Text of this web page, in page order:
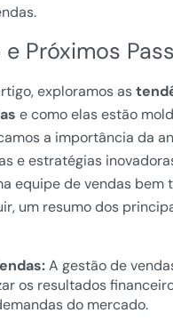
Próximos
exploramos as
e como elas estão
a importância da
e estratégias
equipe de vendas bem
um resumo dos
A gestão de
os resultados
do mercado.